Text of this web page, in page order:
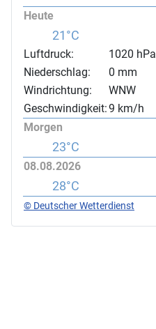
Heute
21°C
Luftdruck:
1020 hPa
Niederschlag:
0 mm
Windrichtung:
WNW
Geschwindigkeit:9 km/h
Morgen
23°C
08.08.2026
28°C
© Deutscher Wetterdienst